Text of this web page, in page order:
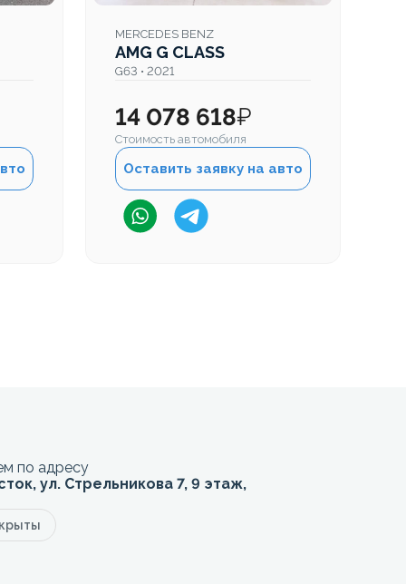
MERCEDES BENZ
AMG G CLASS
G63 • 2021
14 078 618₽
Стоимость автомобиля
Оставить заявку на авто
по адресу
ул. Стрельникова 7, 9 этаж,